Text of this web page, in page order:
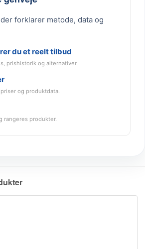
forklarer metode, data og
du et reelt tilbud
prishistorik og alternativer.
og produktdata.
rangeres produkter.